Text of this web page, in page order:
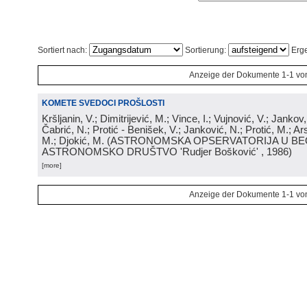
Sortiert nach: Sortierung:
Anzeige der Dokumente 1-1
KOMETE SVEDOCI PROŠLOSTI
Kršljanin, V.; Dimitrijević, M.; Vince, I.; Vujnović, V.;
Čabrić, N.; Protić - Benišek, V.; Janković, N.; Protić, M.;
M.; Djokić, M. (ASTRONOMSKA OPSERVATORIJA U
ASTRONOMSKO DRUŠTVO 'Rudjer Bošković' , 1986)
[more]
Anzeige der Dokumente 1-1